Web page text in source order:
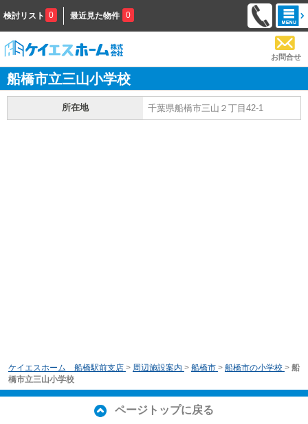
検討リスト 0 最近見た物件 0
お問合せ
船橋市立三山小学校
所在地 千葉県船橋市三山２丁目42-1
ケイエスホーム 船橋駅前支店 > 周辺施設案内 > 船橋市 > 船橋市の小学校 > 船
橋市立三山小学校
ページトップに戻る